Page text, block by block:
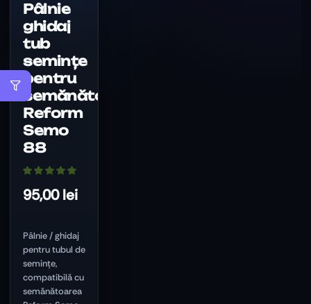
Pâlnie
ghidaj
tub
semințe
pentru
semănătoare
Reform
Semo
88
95,00lei
Pâlnie / ghidaj
pentru tubul de
semințe,
compatibilă cu
semănătoarea